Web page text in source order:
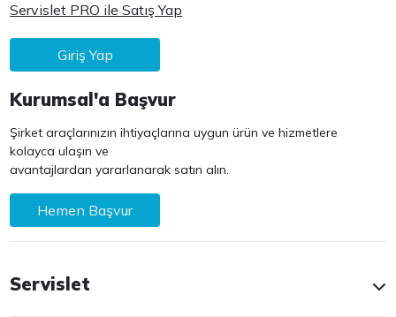
Servislet PRO ile Satış Yap
Giriş Yap
Kurumsal'a Başvur
Şirket araçlarınızın ihtiyaçlarına uygun ürün ve hizmetlere
kolayca ulaşın ve
avantajlardan yararlanarak satın alın.
Hemen Başvur
Servislet